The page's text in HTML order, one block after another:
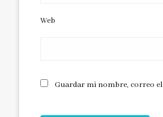
Web
Guardar mi nombre, correo